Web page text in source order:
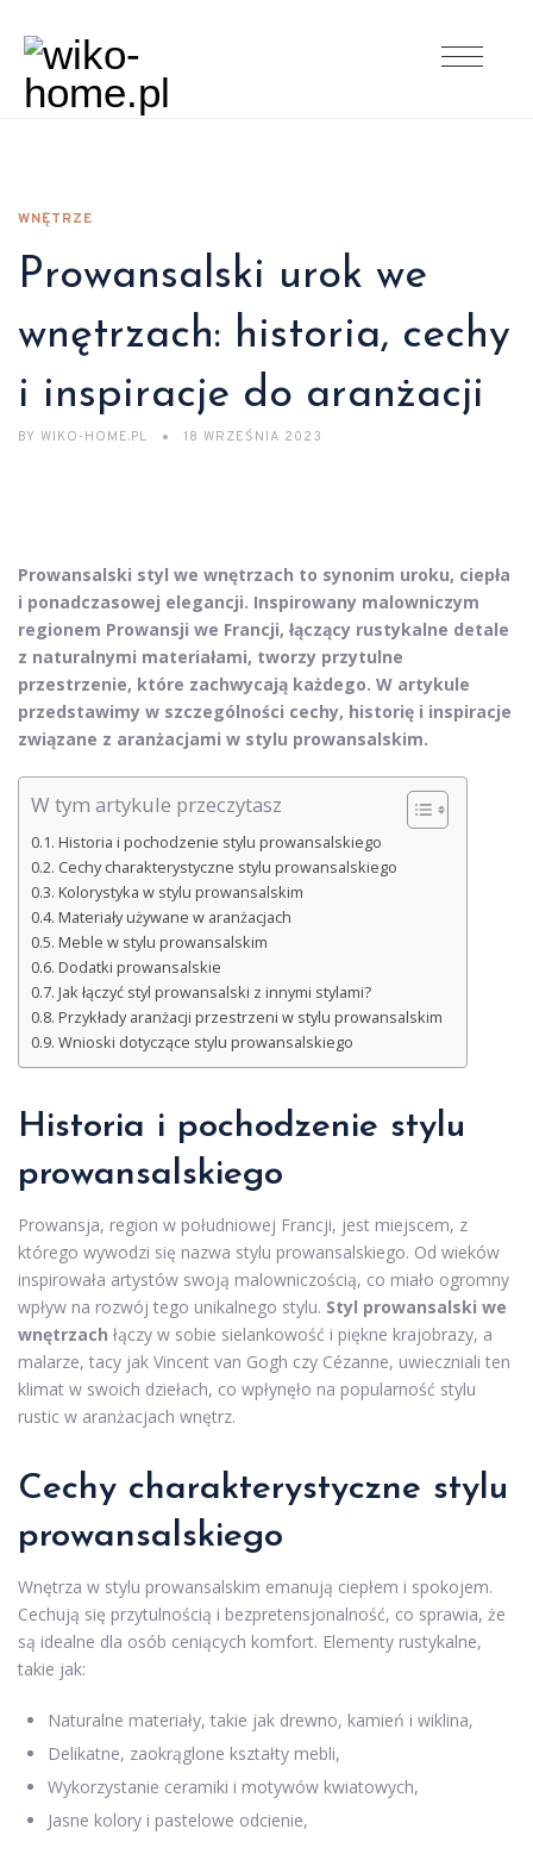
WNĘTRZE
Prowansalski urok we
wnętrzach: historia, cechy
i inspiracje do aranżacji
BY WIKO-HOME.PL 18 WRZEŚNIA 2023
Prowansalski styl we wnętrzach to synonim uroku, ciepła
i ponadczasowej elegancji. Inspirowany malowniczym
regionem Prowansji we Francji, łączący rustykalne detale
z naturalnymi materiałami, tworzy przytulne
przestrzenie, które zachwycają każdego. W artykule
przedstawimy w szczególności cechy, historię i inspiracje
związane z aranżacjami w stylu prowansalskim.
W tym artykule przeczytasz
Historia i pochodzenie stylu prowansalskiego
Cechy charakterystyczne stylu prowansalskiego
Kolorystyka w stylu prowansalskim
Materiały używane w aranżacjach
Meble w stylu prowansalskim
Dodatki prowansalskie
Jak łączyć styl prowansalski z innymi stylami?
Przykłady aranżacji przestrzeni w stylu prowansalskim
Wnioski dotyczące stylu prowansalskiego
Historia i pochodzenie stylu
prowansalskiego
Prowansja, region w południowej Francji, jest miejscem, z
którego wywodzi się nazwa stylu prowansalskiego. Od wieków
inspirowała artystów swoją malowniczością, co miało ogromny
wpływ na rozwój tego unikalnego stylu. Styl prowansalski we
wnętrzach łączy w sobie sielankowość i piękne krajobrazy, a
malarze, tacy jak Vincent van Gogh czy Cézanne, uwieczniali ten
klimat w swoich dziełach, co wpłynęło na popularność stylu
rustic w aranżacjach wnętrz.
Cechy charakterystyczne stylu
prowansalskiego
Wnętrza w stylu prowansalskim emanują ciepłem i spokojem.
Cechują się przytulnością i bezpretensjonalność, co sprawia, że
są idealne dla osób ceniących komfort. Elementy rustykalne,
takie jak:
Naturalne materiały, takie jak drewno, kamień i wiklina,
Delikatne, zaokrąglone kształty mebli,
Wykorzystanie ceramiki i motywów kwiatowych,
Jasne kolory i pastelowe odcienie,